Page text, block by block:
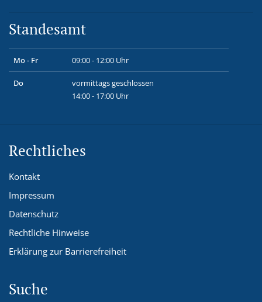
Standesamt
Mo - Fr 09:00 - 12:00 Uhr
Do
vormittags geschlossen
14:00 - 17:00 Uhr
Rechtliches
Kontakt
Impressum
Datenschutz
Rechtliche Hinweise
Erklärung zur Barrierefreiheit
Suche